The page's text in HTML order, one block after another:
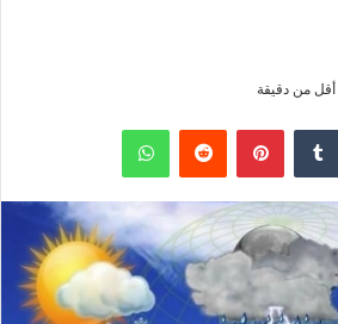
أقل من دقيقة
بينتيريست واتساب